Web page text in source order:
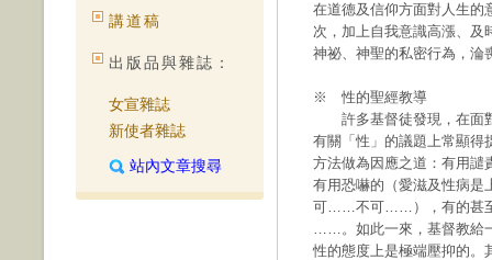
講道稿
出版品與雜誌：
女宣雜誌
新使者雜誌
站內文章搜尋
在道德及信仰方面對人生的
次，加上自我意識高漲、及
神祕、神聖的私密行為，淪
※ 性的聖經教導
許多基督徒發現，在面對
有關「性」的議題上常顯得
方法做為因應之道：有用譴
有用恐嚇的（愛滋及性病是
可……不可……），有的甚至
……。如此一來，基督教給
性的態度上是極端壓抑的。